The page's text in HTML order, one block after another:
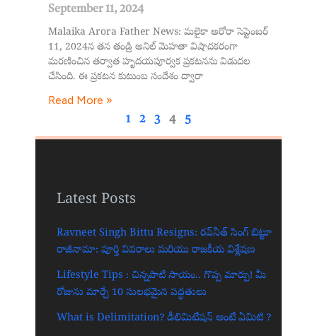
September 11, 2024
Malaika Arora Father News: మలైకా అరోరా సెప్టెంబర్
11, 2024న తన తండ్రి అనిల్ మెహతా విషాదకరంగా
మరణించిన తర్వాత హృదయపూర్వక ప్రకటనను విడుదల
చేసింది. ఈ ప్రకటన కుటుంబ సందేశం ద్వారా
Read More »
1 2 3 4 5
Latest Posts
Ravneet Singh Bittu Resigns: రవ్‌నీత్ సింగ్ బిట్టూ
రాజీనామా: పూర్తి వివరాలు మరియు రాజకీయ విశ్లేషణ
Lifestyle Tips : చిన్నపాటి సాయం.. గొప్ప మార్పు! మీ
రోజును మార్చే 10 సులభమైన పద్ధతులు
What is Delimitation? డీలిమిటేషన్ అంటే ఏమిటి ?